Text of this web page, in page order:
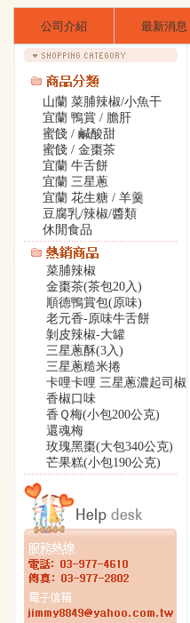
公司介紹 最新消息
山蘭 菜脯辣椒/小魚干
宜蘭 鴨賞 / 膽肝
蜜餞 / 鹹酸甜
蜜餞 / 金棗茶
宜蘭 牛舌餅
宜蘭 三星蔥
宜蘭 花生糖 / 羊羹
豆腐乳/辣椒/醬類
休閒食品
菜脯辣椒
金棗茶(茶包20入)
順德鴨賞包(原味)
老元香-原味牛舌餅
剝皮辣椒-大罐
三星蔥酥(3入)
三星蔥糙米捲
卡哩卡哩 三星蔥濃起司椒
香椒口味
香Ｑ梅(小包200公克)
還魂梅
玫瑰黑棗(大包340公克)
芒果糕(小包190公克)